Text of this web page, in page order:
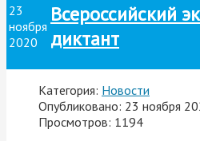
23
ноября
2020
Всероссийский
диктант
Категория: Новости
Опубликовано: 23 ноября
Просмотров: 1194